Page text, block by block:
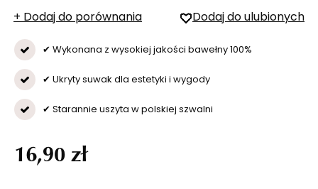
+ Dodaj do porównania Dodaj do ulubionych
✔ Wykonana z wysokiej jakości bawełny 100%
✔ Ukryty suwak dla estetyki i wygody
✔ Starannie uszyta w polskiej szwalni
16,90 zł